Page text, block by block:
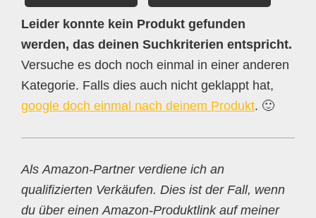
Leider konnte kein Produkt gefunden
werden, das deinen Suchkriterien entspricht.
Versuche es doch noch einmal in einer anderen
Kategorie. Falls dies auch nicht geklappt hat,
google doch einmal nach deinem Produkt. 🙂
Als Amazon-Partner verdiene ich an
qualifizierten Verkäufen. Dies ist der Fall, wenn
du über einen Amazon-Produktlink auf meiner